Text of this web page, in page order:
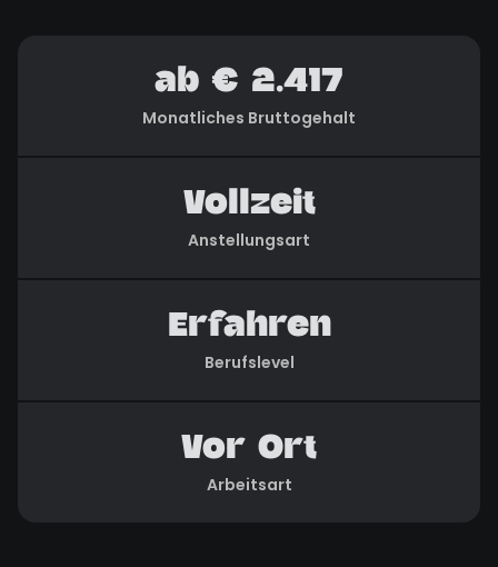
ab € 2.417
Monatliches Bruttogehalt
Vollzeit
Anstellungsart
Erfahren
Berufslevel
Vor Ort
Arbeitsart